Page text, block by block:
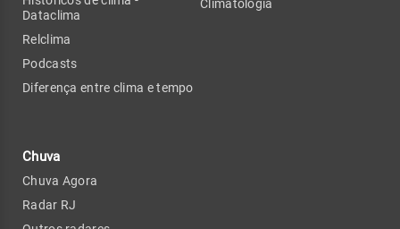
Dataclima
Relclima
Podcasts
Diferença entre clima e tempo
Chuva
Chuva Agora
Radar RJ
Climatologia